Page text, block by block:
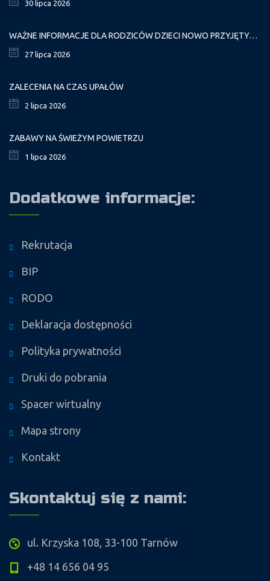
30 lipca 2026
WAŻNE INFORMACJE DLA RODZICÓW DZIECI NOWO PRZYJĘTYCH GR. I
27 lipca 2026
ZALECENIA NA CZAS UPAŁÓW
2 lipca 2026
ZABAWY NA ŚWIEŻYM POWIETRZU
1 lipca 2026
Dodatkowe informacje:
Rekrutacja
BIP
RODO
Deklaracja dostępności
Polityka prywatności
Druki do pobrania
Spacer wirtualny
Mapa strony
Kontakt
Skontaktuj się z nami:
ul. Krzyska 108, 33-100 Tarnów
+48 14 656 04 95